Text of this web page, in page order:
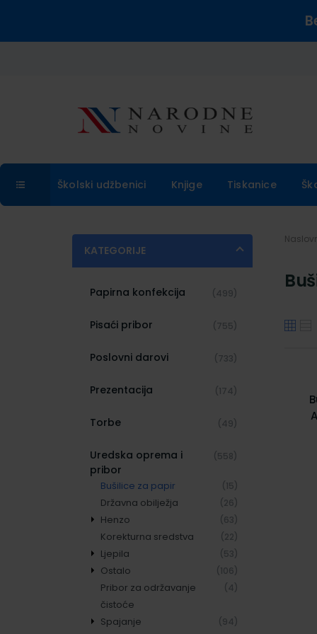
Školski udžbenici Knjige Tiskanice
KATEGORIJE
Papirna konfekcija (499)
Pisaći pribor (755)
Poslovni darovi (733)
Prezentacija (174)
Torbe (49)
Uredska oprema i
pribor
(558)
Bušilice za papir (15)
Državna obilježja (26)
Henzo (63)
Albumi za slike (40)
Okviri za slike (23)
Korekturna sredstva (22)
Ljepila (53)
Ljepive trake (31)
Ljepila specijalna (4)
Ljepila univerzalna
Ljepila za papir (15)
Ostalo (106)
Gumice za spise (9)
Kase ručne
Konac trobojni (5)
Pribor za održavanje
čistoće
(4)
Spajanje
(94)